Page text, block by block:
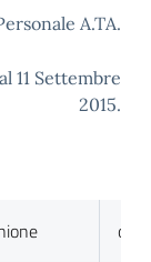
A.TA.
11 Settembre
2015.
o.d.g